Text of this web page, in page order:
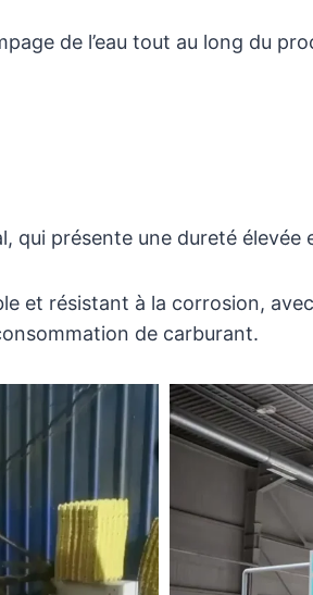
de l’eau tout au long du
présente une dureté élevée
et résistant à la corrosion,
de carburant.